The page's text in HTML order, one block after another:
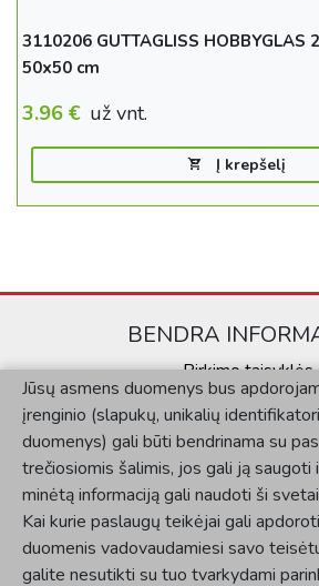
3110206 GUTTAGLISS HOBBYGLAS
50x50 cm
3.96 € už vnt.
Į krepšelį
BENDRA
Pirkimo taisyklės
Kontaktai
Privatumo politika
KLIENTAMS
Mano paskyra
Užsakymų istorija
SOCIALINĖ
Jūsų asmens duomenys bus
įrenginio (slapukų, unikalių
duomenys) gali būti bendrinama su
trečiosiomis šalimis, jos gali ją saugoti
minėtą informaciją gali naudoti ši
Kai kurie paslaugų teikėjai gali
duomenis vadovaudamiesi savo
galite nesutikti su tuo tvarkydami